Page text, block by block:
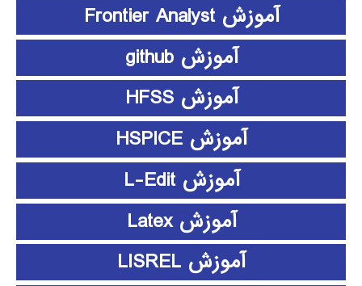
آموزش Frontier Analyst
آموزش github
آموزش HFSS
آموزش HSPICE
آموزش L-Edit
آموزش Latex
آموزش LISREL